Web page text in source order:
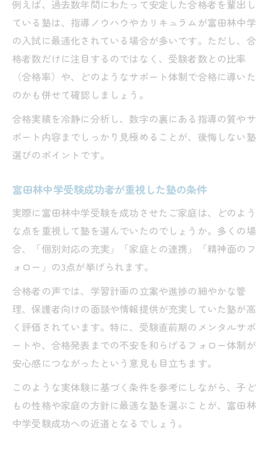
例えば、過去数年間にわたって安定した合格者を輩出し
ている塾は、指導ノウハウやカリキュラムが富田林中学
の入試に最適化されている場合が多いです。ただし、合
格者数だけに注目するのではなく、受験者数との比率
（合格率）や、どのようなサポート体制で合格に導いた
のかも併せて確認しましょう。
合格実績を冷静に分析し、数字の裏にある指導の質やサ
ポート内容までしっかり見極めることが、後悔しない塾
選びのポイントです。
富田林中学受験成功者が重視した塾の条件
実際に富田林中学受験を成功させたご家庭は、どのよう
な点を重視して塾を選んでいたのでしょうか。多くの場
合、「個別対応の充実」「家庭との連携」「精神面のフ
ォロー」の3点が挙げられます。
合格者の声では、学習計画の立案や進捗の細やかな管
理、保護者向けの面談や情報提供が充実していた塾が高
く評価されています。特に、受験直前期のメンタルサポ
ートや、合格発表までの不安を和らげるフォロー体制が
安心感につながったという意見も目立ちます。
このような実体験に基づく条件を参考にしながら、子ど
もの性格や家庭の方針に最適な塾を選ぶことが、富田林
中学受験成功への近道となるでしょう。